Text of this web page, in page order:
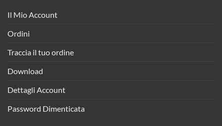
Il Mio Account
Ordini
Traccia il tuo ordine
Download
Dettagli Account
Password Dimenticata